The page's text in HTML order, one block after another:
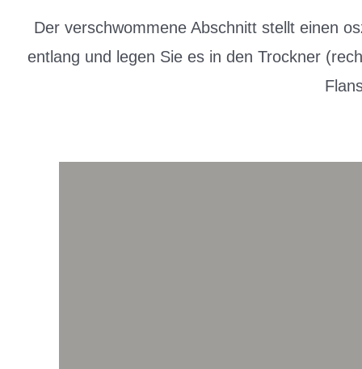
Der verschwommene Abschnitt stellt einen
entlang und legen Sie es in den Trockner